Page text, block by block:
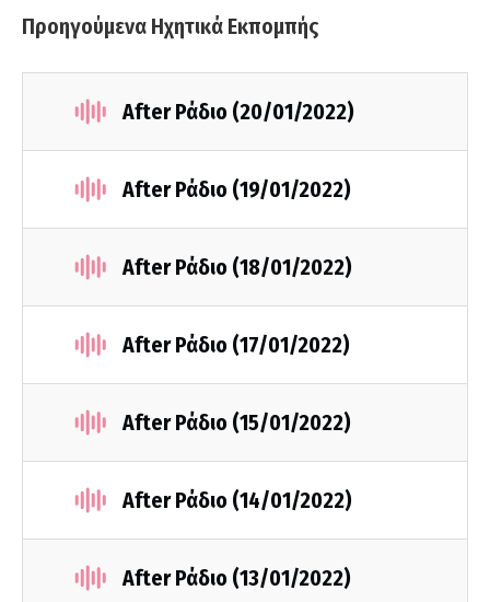
Προηγούμενα Ηχητικά Εκπομπής
After Ράδιο (20/01/2022)
After Ράδιο (19/01/2022)
After Ράδιο (18/01/2022)
After Ράδιο (17/01/2022)
After Ράδιο (15/01/2022)
After Ράδιο (14/01/2022)
After Ράδιο (13/01/2022)